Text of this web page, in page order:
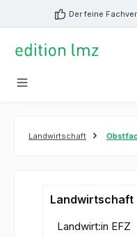
springen Der feine
Landwirtschaft
Landwirtschaft
Landwirt:in EFZ